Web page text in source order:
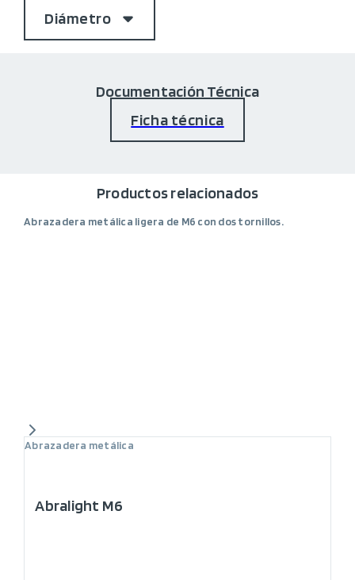
Diámetro
Documentación Técnica
Ficha técnica
Productos relacionados
Abrazadera metálica ligera de M6 con dos tornillos.
Abrazadera metálica
Abralight M6